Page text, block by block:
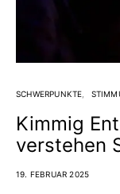
SCHWERPUNKTE
Kimmig
verstehen
19. FEBRUAR 2025